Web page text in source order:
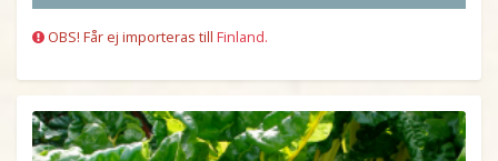
OBS! Får ej importeras till Finland.